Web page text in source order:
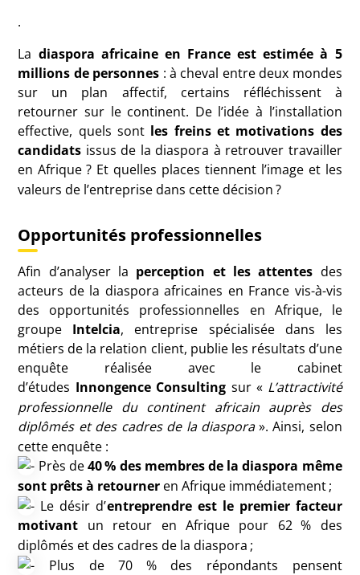
.
La diaspora africaine en France est estimée à 5
millions de personnes : à cheval entre deux mondes
sur un plan affectif, certains réfléchissent à
retourner sur le continent. De l’idée à l’installation
effective, quels sont les freins et motivations des
candidats issus de la diaspora à retrouver travailler
en Afrique ? Et quelles places tiennent l’image et les
valeurs de l’entreprise dans cette décision ?
Opportunités professionnelles
Afin d’analyser la perception et les attentes des
acteurs de la diaspora africaines en France vis-à-vis
des opportunités professionnelles en Afrique, le
groupe
Intelcia, entreprise spécialisée dans les
métiers de la relation client, publie les résultats d’une
enquête réalisée avec le cabinet
d’études Innongence Consulting sur « L’attractivité
professionnelle du continent africain auprès des
diplômés et des cadres de la diaspora ». Ainsi, selon
cette enquête :
Près de40% des membres de la diaspora même
sont prêts à retourner en Afrique immédiatement;
Le désir d’entreprendre est le premier facteur
motivant un retour en Afrique pour 62 % des
diplômés et des cadres de la diaspora ;
Plus de 70
% des répondants pensent